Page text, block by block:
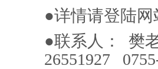
●详情请登陆网
●联系人：
樊
26551927